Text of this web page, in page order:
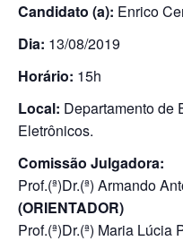
Candidato (a): Enrico
Dia: 13/08/2019
Horário: 15h
Local: Departamento de
Eletrônicos.
Comissão Julgadora:
Prof.(ª)Dr.(ª) Armando
(ORIENTADOR)
Prof.(ª)Dr.(ª) Maria Lúcia